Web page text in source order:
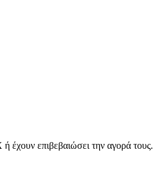
έχουν επιβεβαιώσει την αγορά τους.